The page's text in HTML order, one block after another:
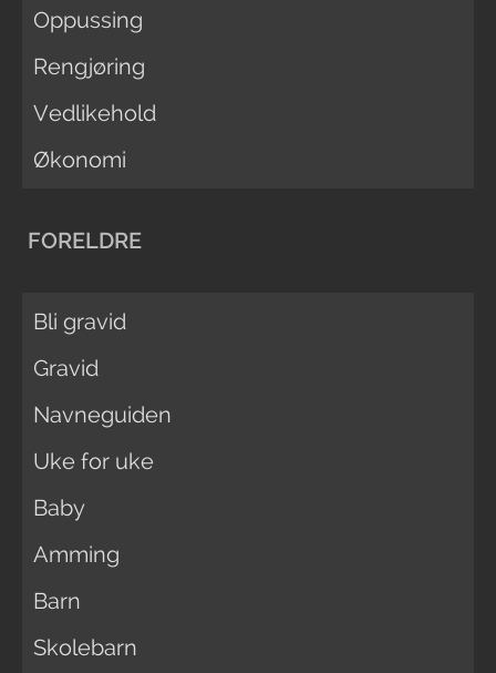
Oppussing
Rengjøring
Vedlikehold
Økonomi
FORELDRE
Bli gravid
Gravid
Navneguiden
Uke for uke
Baby
Amming
Barn
Skolebarn